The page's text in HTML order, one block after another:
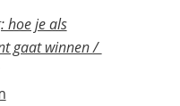
hoe je als
gaat winnen /